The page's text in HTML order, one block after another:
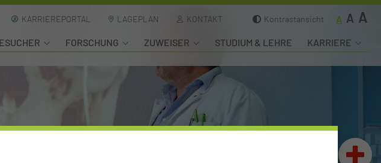
KARRIEREPORTAL LAGEPLAN KONTAKT Kontrastansicht A A A
FORSCHUNG ZUWEISER STUDIUM & LEHRE KARRIERE